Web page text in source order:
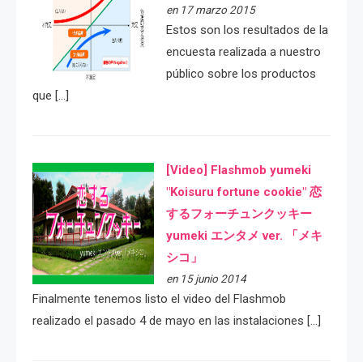
en 17 marzo 2015
Estos son los resultados de la
encuesta realizada a nuestro
público sobre los productos
que […]
[Video] Flashmob yumeki
"Koisuru fortune cookie" 恋
するフォーチュンクッキー
yumeki エンタメ ver. 「メキ
シコ」
en 15 junio 2014
Finalmente tenemos listo el video del Flashmob
realizado el pasado 4 de mayo en las instalaciones […]